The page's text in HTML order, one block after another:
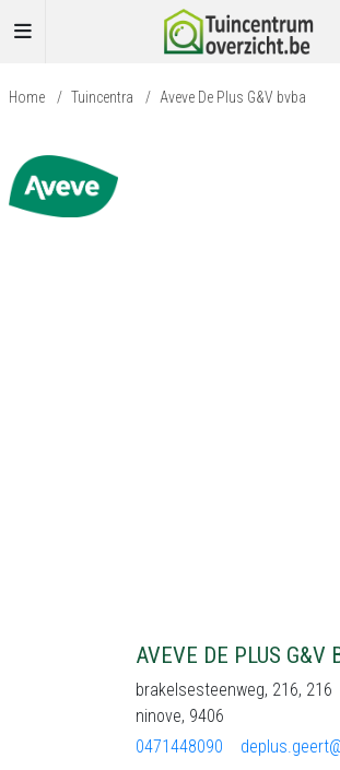
Home / Tuincentra / Aveve De Plus G&V bvba
AVEVE DE PLUS G&V
brakelsesteenweg, 216, 216
ninove, 9406
0471448090